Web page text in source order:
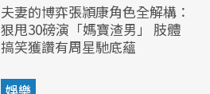
夫妻的博弈張頴康角色全解構：
狠甩30磅演「媽寶渣男」 肢體
搞笑獲讚有周星馳底蘊
娛樂